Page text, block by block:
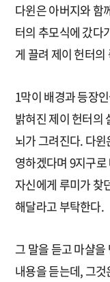
다윈은 아버지와 함
터의 추모식에 갔다
게 끌려 제이 헌터
1막이 배경과 등장
밝혀진 제이 헌터의
뇌가 그려진다. 다
영하겠다며 9지구
자신에게 루미가 찾
해달라고 부탁한다.
그 말을 듣고 마샬
내용을 듣는데, 그